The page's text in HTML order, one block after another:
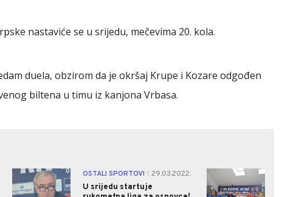
nastaviće se u srijedu, mečevima 20. kola.
duela, obzirom da je okršaj Krupe i Kozare odgođen
biltena u timu iz kanjona Vrbasa.
0 OSTALI SPORTOVI
29.03.2022.
U srijedu startuje
1